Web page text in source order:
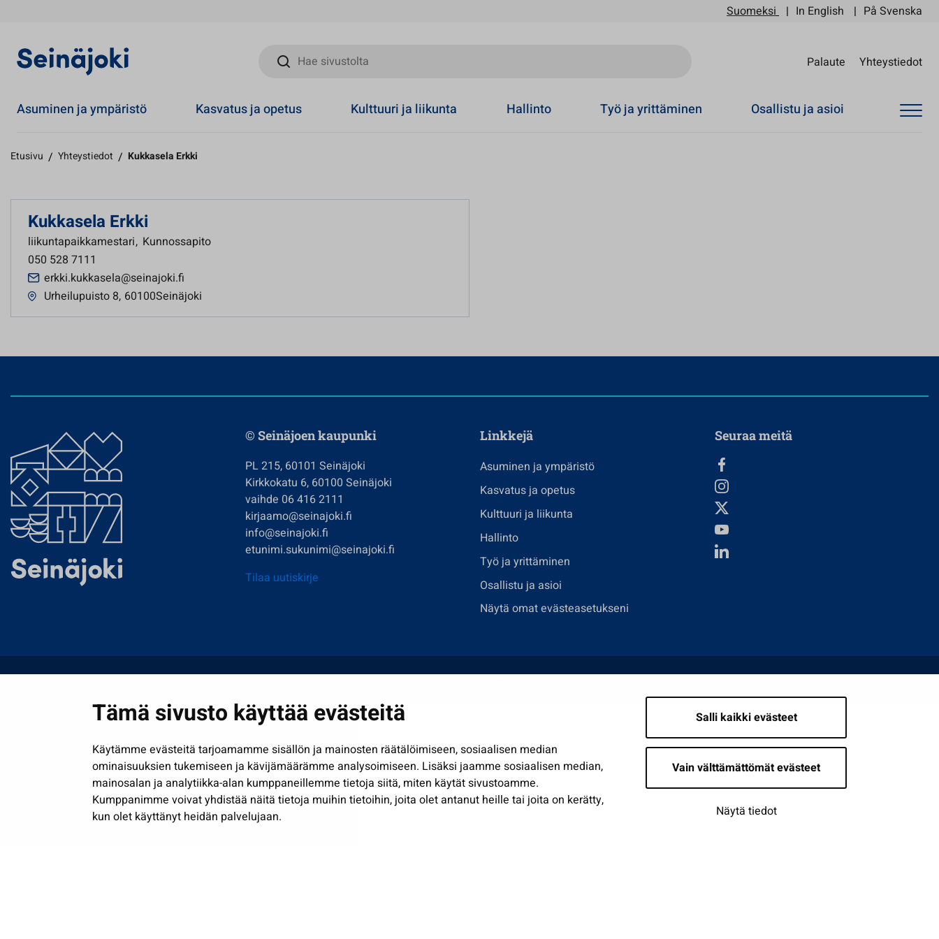
Tämä sivusto käyttää evästeitä
Käytämme evästeitä tarjoamamme sisällön ja mainosten räätälöimiseen, sosiaalisen median
ominaisuuksien tukemiseen ja kävijämäärämme analysoimiseen. Lisäksi jaamme sosiaalisen median,
mainosalan ja analytiikka-alan kumppaneillemme tietoja siitä, miten käytät sivustoamme.
Kumppanimme voivat yhdistää näitä tietoja muihin tietoihin, joita olet antanut heille tai joita on kerätty,
kun olet käyttänyt heidän palvelujaan.
Salli kaikki evästeet
Vain välttämättömät evästeet
Näytä tiedot
Suomeksi In English På Svenska
Hae sivustolta
Palaute Yhteystiedot
Asuminen ja ympäristö Kasvatus ja opetus Kulttuuri ja liikunta Hallinto Työ ja yrittäminen Osallistu ja asioi
Etusivu / Yhteystiedot / Kukkasela Erkki
Kukkasela Erkki
liikuntapaikkamestari, Kunnossapito
050 528 7111
erkki.kukkasela@seinajoki.fi
Urheilupuisto 8, 60100Seinäjoki
© Seinäjoen kaupunki
PL 215, 60101 Seinäjoki
Kirkkokatu 6, 60100 Seinäjoki
vaihde 06 416 2111
kirjaamo@seinajoki.fi
info@seinajoki.fi
etunimi.sukunimi@seinajoki.fi
Tilaa uutiskirje
Linkkejä
Asuminen ja ympäristö
Kasvatus ja opetus
Kulttuuri ja liikunta
Hallinto
Työ ja yrittäminen
Osallistu ja asioi
Näytä omat evästeasetukseni
Seuraa meitä